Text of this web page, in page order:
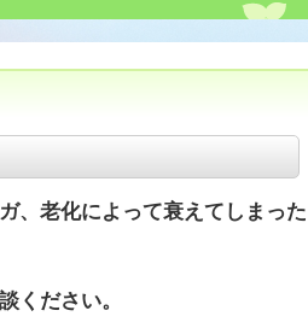
、老化によって衰えてしまった
ください。